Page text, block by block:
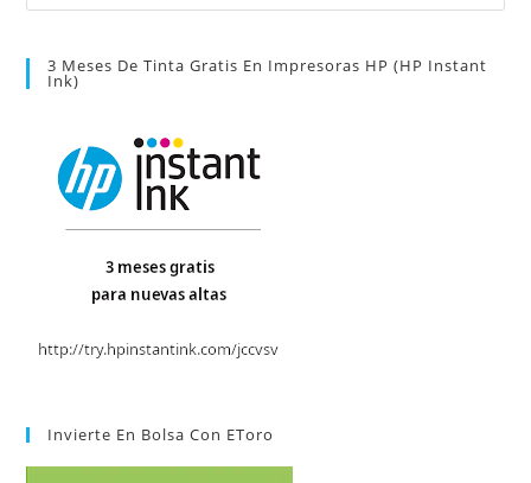
3 Meses De Tinta Gratis En Impresoras HP (HP Instant
Ink)
Invierte En Bolsa Con EToro